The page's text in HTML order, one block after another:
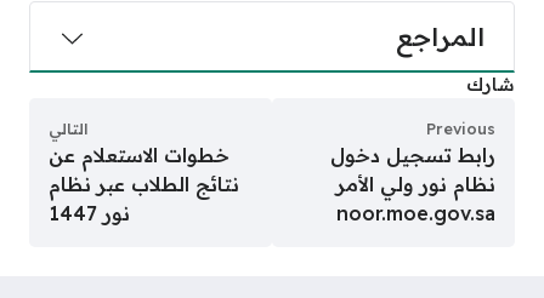
المراجع
شارك
Previous
رابط تسجيل دخول
نظام نور ولي الأمر
noor.moe.gov.sa
التالي
خطوات الاستعلام عن
نتائج الطلاب عبر نظام
نور 1447